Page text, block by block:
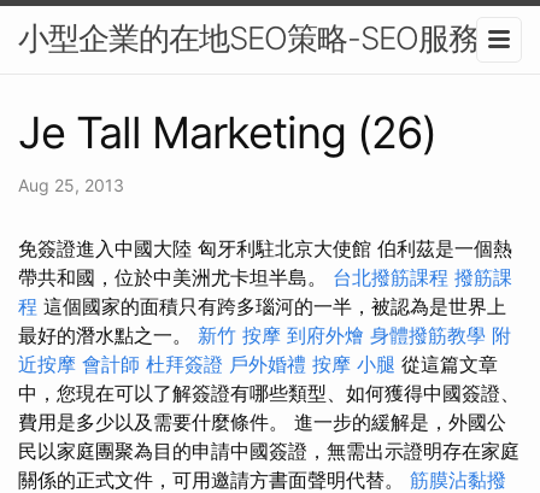
小型企業的在地SEO策略-SEO服務
Je Tall Marketing (26)
Aug 25, 2013
免簽證進入中國大陸 匈牙利駐北京大使館 伯利茲是一個熱
帶共和國，位於中美洲尤卡坦半島。 台北撥筋課程 撥筋課
程 這個國家的面積只有跨多瑙河的一半，被認為是世界上
最好的潛水點之一。 新竹 按摩 到府外燴 身體撥筋教學 附
近按摩 會計師 杜拜簽證 戶外婚禮 按摩 小腿 從這篇文章
中，您現在可以了解簽證有哪些類型、如何獲得中國簽證、
費用是多少以及需要什麼條件。 進一步的緩解是，外國公
民以家庭團聚為目的申請中國簽證，無需出示證明存在家庭
關係的正式文件，可用邀請方書面聲明代替。 筋膜沾黏撥